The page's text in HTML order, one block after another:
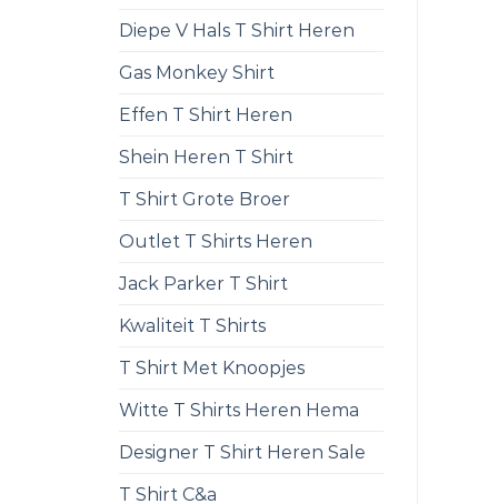
Diepe V Hals T Shirt Heren
Gas Monkey Shirt
Effen T Shirt Heren
Shein Heren T Shirt
T Shirt Grote Broer
Outlet T Shirts Heren
Jack Parker T Shirt
Kwaliteit T Shirts
T Shirt Met Knoopjes
Witte T Shirts Heren Hema
Designer T Shirt Heren Sale
T Shirt C&a